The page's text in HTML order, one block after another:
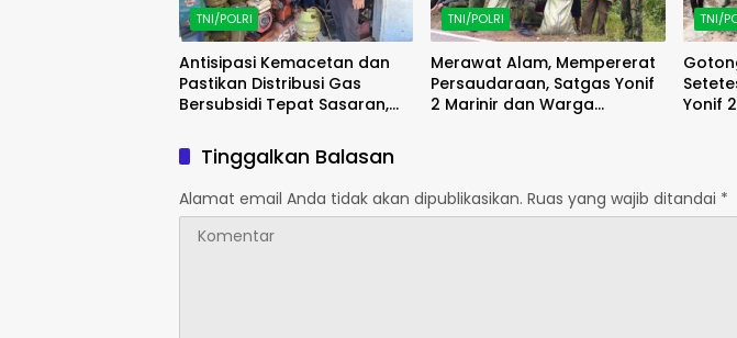
TNI/POLRI
Antisipasi Kemacetan dan
Pastikan Distribusi Gas
Bersubsidi Tepat Sasaran,
Patroli
TNI/POLRI
Merawat Alam, Mempererat
Persaudaraan, Satgas Yonif
2 Marinir dan Warga
TNI/
Yonif
Tinggalkan Balasan
Alamat email Anda tidak akan dipublikasikan. Ruas yang wajib ditandai *